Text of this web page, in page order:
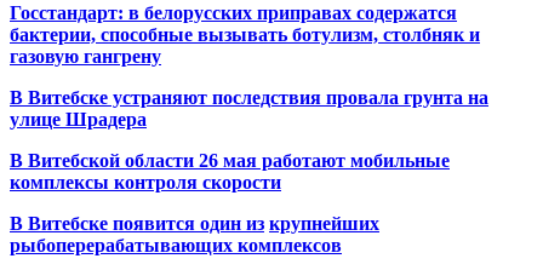
Госстандарт: в белорусских приправах содержатся
бактерии, способные вызывать ботулизм, столбняк и
газовую гангрену
В Витебске устраняют последствия провала грунта на
улице Шрадера
В Витебской области 26 мая работают мобильные
комплексы контроля скорости
В Витебске появится один из крупнейших
рыбоперерабатывающих комплексов